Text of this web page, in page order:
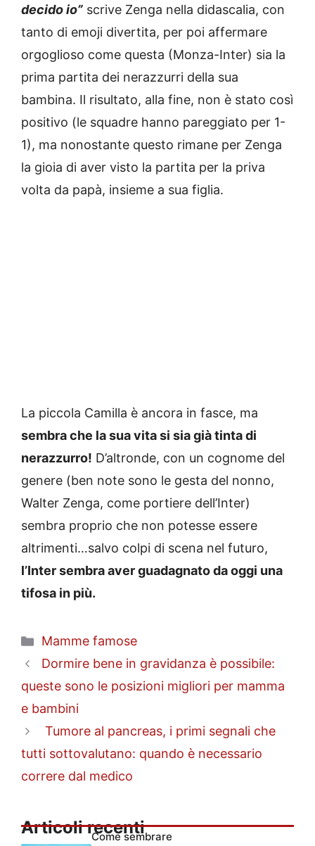
decido io” scrive Zenga nella didascalia, con
tanto di emoji divertita, per poi affermare
orgoglioso come questa (Monza-Inter) sia la
prima partita dei nerazzurri della sua
bambina. Il risultato, alla fine, non è stato così
positivo (le squadre hanno pareggiato per 1-
1), ma nonostante questo rimane per Zenga
la gioia di aver visto la partita per la priva
volta da papà, insieme a sua figlia.
La piccola Camilla è ancora in fasce, ma
sembra che la sua vita si sia già tinta di
nerazzurro! D’altronde, con un cognome del
genere (ben note sono le gesta del nonno,
Walter Zenga, come portiere dell’Inter)
sembra proprio che non potesse essere
altrimenti…salvo colpi di scena nel futuro,
l’Inter sembra aver guadagnato da oggi una
tifosa in più.
Categorie
Mamme famose
Dormire bene in gravidanza è possibile:
queste sono le posizioni migliori per mamma
e bambini
Tumore al pancreas, i primi segnali che
tutti sottovalutano: quando è necessario
correre dal medico
Articoli recenti
Come sembrare